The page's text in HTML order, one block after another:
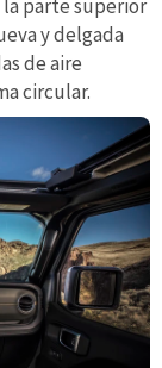
la parte superior
y delgada
de aire
circular.